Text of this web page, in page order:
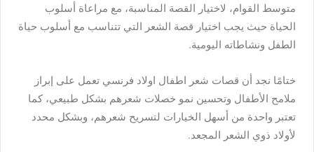
متوسط القوام، لاختيار القصة المناسبة، مع مراعاة أسلوب
الحياة حيث يجب اختيار قصة الشعر التي تتناسب مع أسلوب حياة
الطفل ونشاطاته اليومية.
ختامًا نجد أن قصات شعر اطفال اولاد فرنسي تعمل على إبراز
ملامح الأطفال وتحسين نمو خصلات شعرهم بشكل طبيعي، كما
تعتبر واحدة من أسهل الخيارات لتسريح شعرهم، وبشكل محدد
لأولاد ذوي الشعر المجعد.